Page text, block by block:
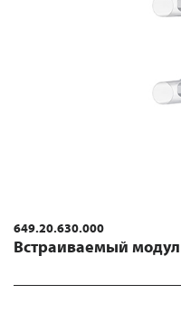
649.20.630.000
Встраиваемый